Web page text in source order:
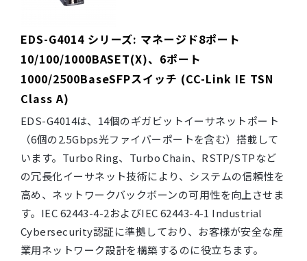
EDS-G4014 シリーズ: マネージド8ポート
10/100/1000BASET(X)、6ポート
1000/2500BaseSFPスイッチ (CC-Link IE TSN
Class A)
EDS-G4014は、14個のギガビットイーサネットポート
（6個の2.5Gbps光ファイバーポートを含む）搭載して
います。Turbo Ring、Turbo Chain、RSTP/STPなど
の冗長化イーサネット技術により、システムの信頼性を
高め、ネットワークバックボーンの可用性を向上させま
す。IEC 62443-4-2およびIEC 62443-4-1 Industrial
Cybersecurity認証に準拠しており、お客様が安全な産
業用ネットワーク設計を構築するのに役立ちます。